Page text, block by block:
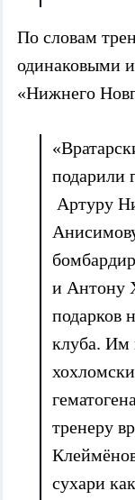
По словам
одинаковыми
«Нижнего
подарили
Артуру
и Антону
подарков
клуба. Им
тренеру
сухари